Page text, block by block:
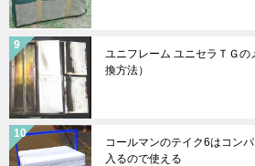
ユニフレーム ユニセラＴＧ
換方法）
コールマンのテイク6はコン
入るので使える